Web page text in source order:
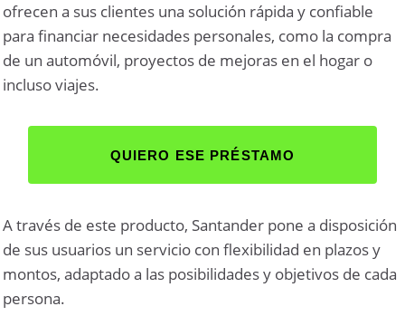
ofrecen a sus clientes una solución rápida y confiable
para financiar necesidades personales, como la compra
de un automóvil, proyectos de mejoras en el hogar o
incluso viajes.
QUIERO ESE PRÉSTAMO
A través de este producto, Santander pone a disposición
de sus usuarios un servicio con flexibilidad en plazos y
montos, adaptado a las posibilidades y objetivos de cada
persona.